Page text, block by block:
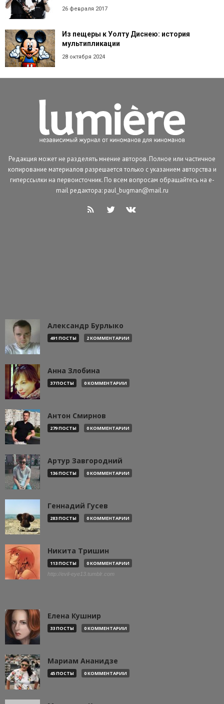
26 февраля 2017
Из пещеры к Уолту Диснею: история
мультипликации
28 октября 2024
Редакция может не разделять мнение авторов. Полное или частичное
копирование материалов разрешается только с указанием авторства и
гиперссылки на первоисточник. По всем вопросам обращайтесь на e-
mail редактора: paul_bugman@mail.ru
Александр Бурлыко
491 ПОСТЫ 2 КОММЕНТАРИИ
Анна Злобина
37 ПОСТЫ 0 КОММЕНТАРИИ
Антон Смирнов
279 ПОСТЫ 0 КОММЕНТАРИИ
Артур Завгородний
136 ПОСТЫ 0 КОММЕНТАРИИ
Геннадий Гусев
283 ПОСТЫ 0 КОММЕНТАРИИ
Никита Тришин
113 ПОСТЫ 0 КОММЕНТАРИИ
http://evil-eye13.tumblr.com
Елена Кушнир
33 ПОСТЫ 0 КОММЕНТАРИИ
Мариам Ананидзе
45 ПОСТЫ 0 КОММЕНТАРИИ